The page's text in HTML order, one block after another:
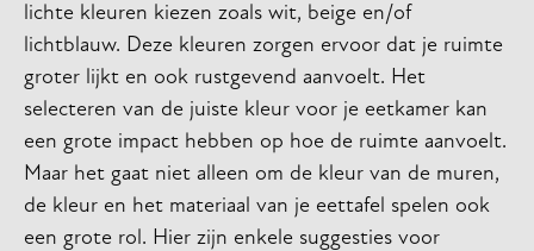
lichte kleuren kiezen zoals wit, beige en/of
lichtblauw. Deze kleuren zorgen ervoor dat je ruimte
groter lijkt en ook rustgevend aanvoelt. Het
selecteren van de juiste kleur voor je eetkamer kan
een grote impact hebben op hoe de ruimte aanvoelt.
Maar het gaat niet alleen om de kleur van de muren,
de kleur en het materiaal van je eettafel spelen ook
een grote rol. Hier zijn enkele suggesties voor